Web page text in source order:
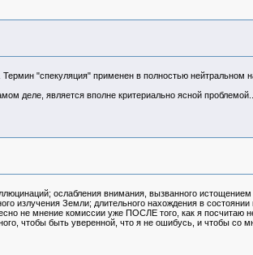
"спекуляция" применен в полностью нейтральном
деле, является вполне критериально ясной проблемой...
ослабления внимания, вызванного истощением
излучения Земли; длительного нахождения в
не мнение комиссии уже ПОСЛЕ того, как я посчитаю
чтобы быть уверенной, что я не ошибусь, и чтобы со